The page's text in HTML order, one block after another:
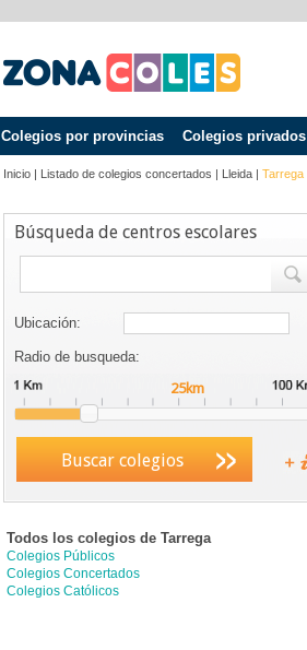
Colegios por provincias Colegios privados
Inicio | Listado de colegios concertados | Lleida | Tarrega
Búsqueda de centros escolares
Ubicación:
Radio de busqueda:
Buscar colegios
Todos los colegios de Tarrega
Colegios Públicos
Colegios Concertados
Colegios Católicos